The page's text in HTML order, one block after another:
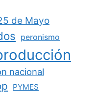
de Mayo
peronismo
nacional
PYMES